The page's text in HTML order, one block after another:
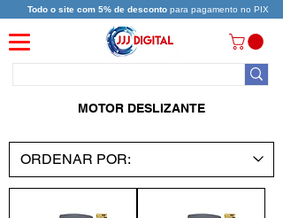
Todo o site com 5% de desconto para pagamento no PIX
MOTOR DESLIZANTE